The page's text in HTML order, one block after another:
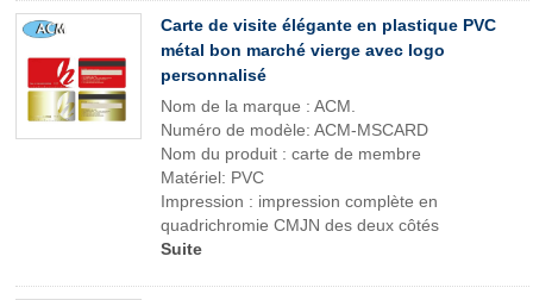
Carte de visite élégante en plastique PVC
métal bon marché vierge avec logo
personnalisé
Nom de la marque : ACM.
Numéro de modèle: ACM-MSCARD
Nom du produit : carte de membre
Matériel: PVC
Impression : impression complète en
quadrichromie CMJN des deux côtés
Suite